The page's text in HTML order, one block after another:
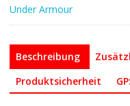
Under Armour
Beschreibung
Produktsicherheit